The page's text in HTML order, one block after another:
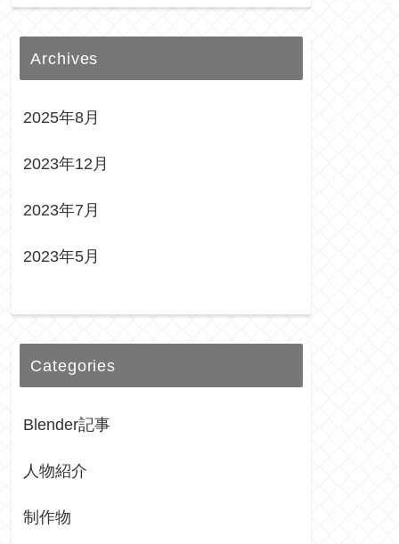
Archives
2025年8月
2023年12月
2023年7月
2023年5月
Categories
Blender記事
人物紹介
制作物